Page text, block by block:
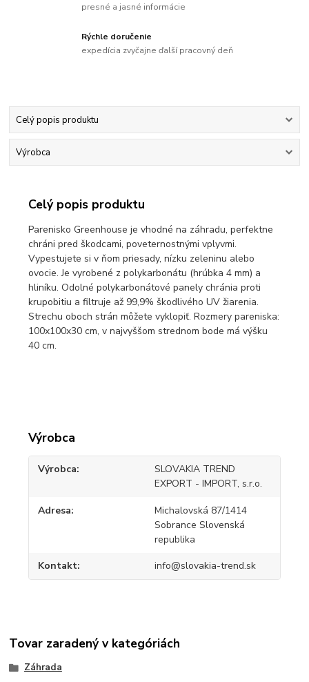
presné a jasné informácie
Rýchle doručenie
expedícia zvyčajne ďalší pracovný deň
Celý popis produktu
Výrobca
Celý popis produktu
Parenisko Greenhouse je vhodné na záhradu, perfektne
chráni pred škodcami, poveternostnými vplyvmi.
Vypestujete si v ňom priesady, nízku zeleninu alebo
ovocie. Je vyrobené z polykarbonátu (hrúbka 4 mm) a
hliníku. Odolné polykarbonátové panely chránia proti
krupobitiu a filtruje až 99,9% škodlivého UV žiarenia.
Strechu oboch strán môžete vyklopiť. Rozmery pareniska:
100x100x30 cm, v najvyššom strednom bode má výšku
40 cm.
Výrobca
Výrobca
SLOVAKIA TREND
EXPORT - IMPORT, s.r.o.
Adresa
Michalovská 87/1414
Sobrance Slovenská
republika
Kontakt info@slovakia-trend.sk
Tovar zaradený v kategóriách
Záhrada